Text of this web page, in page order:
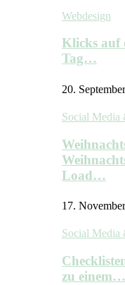
Webdesign
Klicks auf
Tag…
20.
Social Media
Load…
17.
Social Media
zu einem…